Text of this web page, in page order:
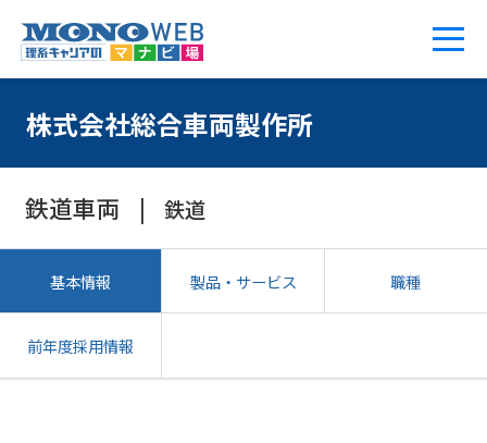
株式会社総合車両製作所
鉄道車両 鉄道
基本情報 製品・サービス 職種
前年度採用情報